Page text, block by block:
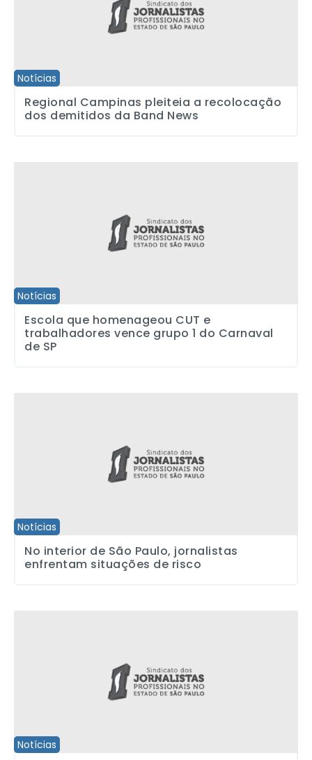
Notícias
Regional Campinas pleiteia a recolocação
dos demitidos da Band News
Notícias
Escola que homenageou CUT e
trabalhadores vence grupo 1 do Carnaval
de SP
Notícias
No interior de São Paulo, jornalistas
enfrentam situações de risco
Notícias